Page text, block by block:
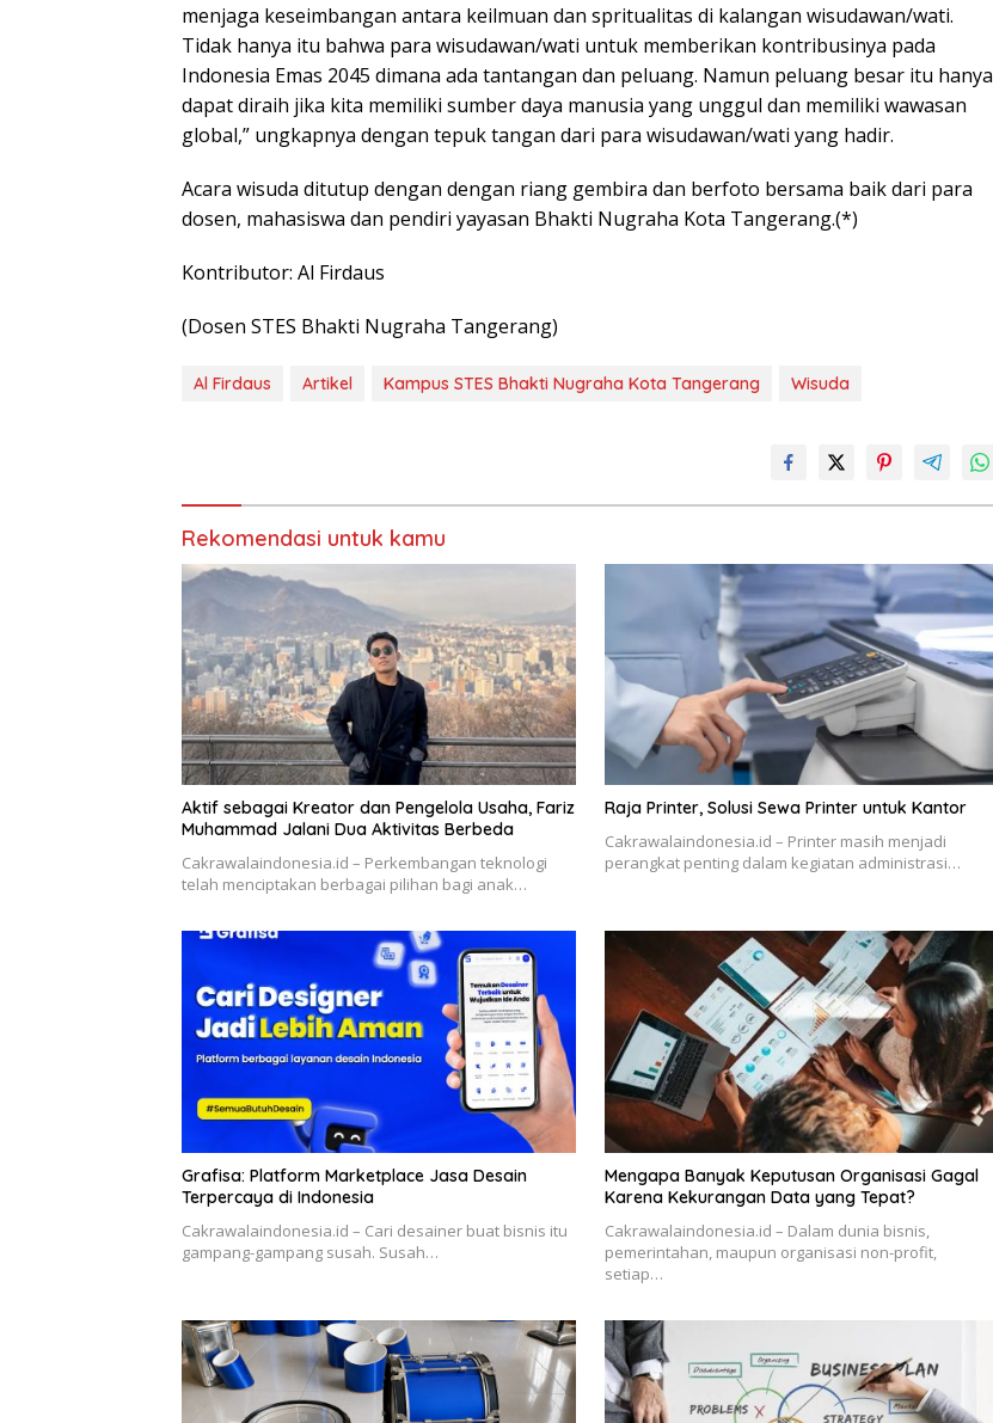
menjaga keseimbangan antara keilmuan dan spritualitas di kalangan wisudawan/wati.
Tidak hanya itu bahwa para wisudawan/wati untuk memberikan kontribusinya pada
Indonesia Emas 2045 dimana ada tantangan dan peluang. Namun peluang besar itu hanya
dapat diraih jika kita memiliki sumber daya manusia yang unggul dan memiliki wawasan
global,” ungkapnya dengan tepuk tangan dari para wisudawan/wati yang hadir.
Acara wisuda ditutup dengan dengan riang gembira dan berfoto bersama baik dari para
dosen, mahasiswa dan pendiri yayasan Bhakti Nugraha Kota Tangerang.(*)
Kontributor: Al Firdaus
(Dosen STES Bhakti Nugraha Tangerang)
Al Firdaus Artikel Kampus STES Bhakti Nugraha Kota Tangerang Wisuda
Rekomendasi untuk kamu
Aktif sebagai Kreator dan Pengelola Usaha, Fariz
Muhammad Jalani Dua Aktivitas Berbeda
Cakrawalaindonesia.id – Perkembangan teknologi
telah menciptakan berbagai pilihan bagi anak…
Raja Printer, Solusi Sewa Printer untuk Kantor
Cakrawalaindonesia.id – Printer masih menjadi
perangkat penting dalam kegiatan administrasi…
Grafisa: Platform Marketplace Jasa Desain
Terpercaya di Indonesia
Cakrawalaindonesia.id – Cari desainer buat bisnis itu
gampang-gampang susah. Susah…
Mengapa Banyak Keputusan Organisasi Gagal
Karena Kekurangan Data yang Tepat?
Cakrawalaindonesia.id – Dalam dunia bisnis,
pemerintahan, maupun organisasi non-profit,
setiap…